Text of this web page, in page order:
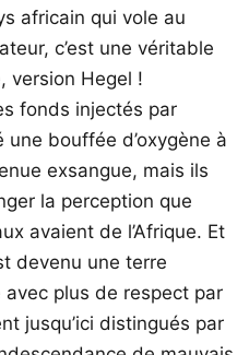
africain qui vole au
c’est une véritable
version Hegel !
fonds injectés par
une bouffée d’oxygène à
exsangue, mais ils
la perception que
avaient de l’Afrique. Et
devenu une terre
plus de respect par
jusqu’ici distingués par